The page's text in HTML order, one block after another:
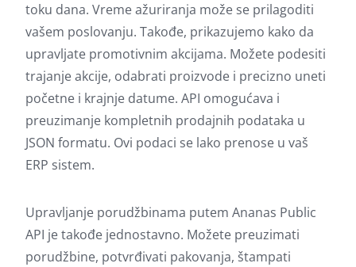
toku dana. Vreme ažuriranja može se prilagoditi
vašem poslovanju. Takođe, prikazujemo kako da
upravljate promotivnim akcijama. Možete podesiti
trajanje akcije, odabrati proizvode i precizno uneti
početne i krajnje datume. API omogućava i
preuzimanje kompletnih prodajnih podataka u
JSON formatu. Ovi podaci se lako prenose u vaš
ERP sistem.
Upravljanje porudžbinama putem Ananas Public
API je takođe jednostavno. Možete preuzimati
porudžbine, potvrđivati pakovanja, štampati